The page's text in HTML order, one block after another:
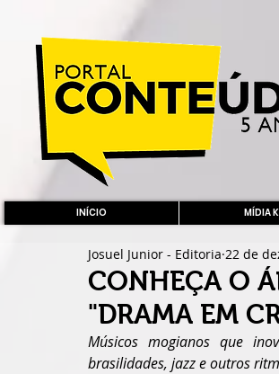
INÍCIO MÍDIA
CONHEÇA O
"DRAMA EM
Josuel Junior - Editoria 22 de
Músicos mogianos que
brasilidades, jazz e outros